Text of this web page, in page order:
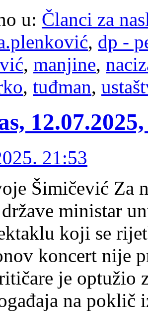
u: Članci za
, dp -
, manjine,
, tuđman,
21:53
Šimičević Za
ministar
koji se
koncert nije
je optužio
na poklič